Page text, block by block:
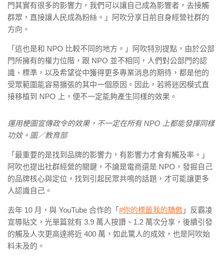
門其實有很多的影響力，我們可以讓自己成為影響者，去接觸
群眾，直接讓人民成為粉絲。」阿吹分享日前自身經營社群的
方向。
「這也是和 NPO 比較不同的地方。」阿吹特別提點，由於公部
門所擁有的權力位階，跟 NPO 並不相同，人們對公部門的認
識、標準，以及希望從中獲得更多專業消息的期待，都是他的
受眾範圍能容易擴張的其中一個原因。因此，若將迷因模式直
接移植到 NPO 上，便不一定能夠產生同樣的效果。
運用梗圖宣傳政令的效果，不一定在所有 NPO 上都能發揮同樣
功效。圖／教育部
「最重要的是找到品牌的影響力，有影響力才會有觸及率。」
阿吹也提出社群經營的關鍵，不論是電商還是 NPO，發掘自己
的品牌核心與定位，找到引起民眾共鳴的話題，才可能讓更多
人認識自己。
去年 10 月，與 YouTube 合作的「 #你的標籤我的驕傲 」反霸凌
宣導貼文，光單篇就有 3.9 萬人按讚、1.2 萬次分享，後續引發
的觸及人次更高達將近 400 萬，如此驚人的成效，也是阿吹始
料未及的。